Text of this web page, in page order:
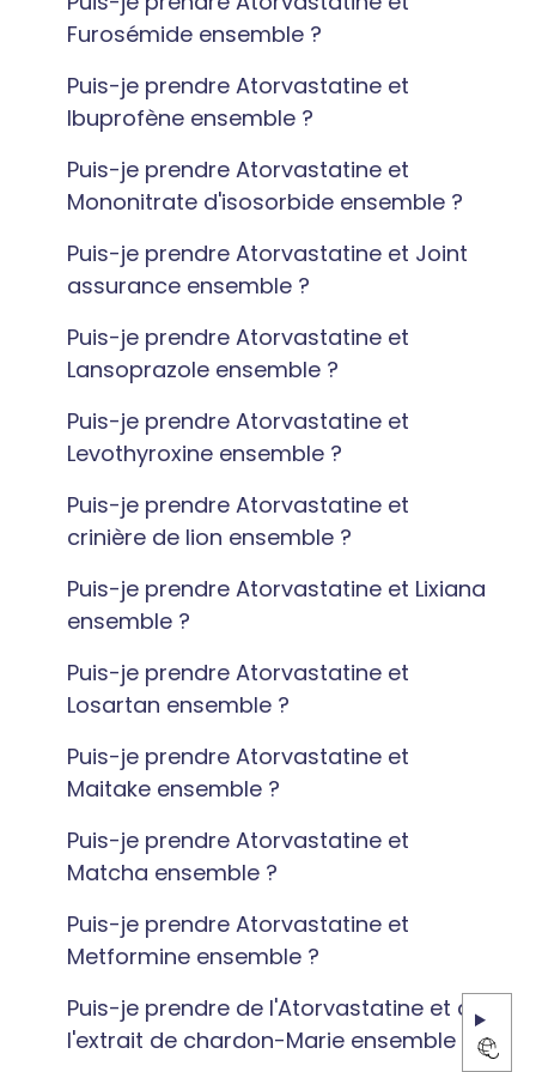
Furosémide ensemble ?
Puis-je prendre Atorvastatine et
Ibuprofène ensemble ?
Puis-je prendre Atorvastatine et
Mononitrate d'isosorbide ensemble ?
Puis-je prendre Atorvastatine et Joint
assurance ensemble ?
Puis-je prendre Atorvastatine et
Lansoprazole ensemble ?
Puis-je prendre Atorvastatine et
Levothyroxine ensemble ?
Puis-je prendre Atorvastatine et
crinière de lion ensemble ?
Puis-je prendre Atorvastatine et Lixiana
ensemble ?
Puis-je prendre Atorvastatine et
Losartan ensemble ?
Puis-je prendre Atorvastatine et
Maitake ensemble ?
Puis-je prendre Atorvastatine et
Matcha ensemble ?
Puis-je prendre Atorvastatine et
Metformine ensemble ?
Puis-je prendre de l'Atorvastatine et de
l'extrait de chardon-Marie ensemble ?